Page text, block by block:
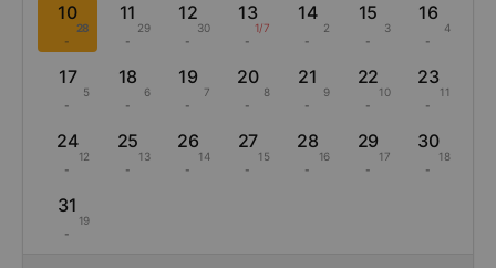
10
28
-
11
29
-
12
30
-
13
1/7
-
14
2
-
15
3
-
16
4
-
17
5
-
18
6
-
19
7
-
20
8
-
21
9
-
22
10
-
23
11
-
24
12
-
25
13
-
26
14
-
27
15
-
28
16
-
29
17
-
30
18
-
31
19
-